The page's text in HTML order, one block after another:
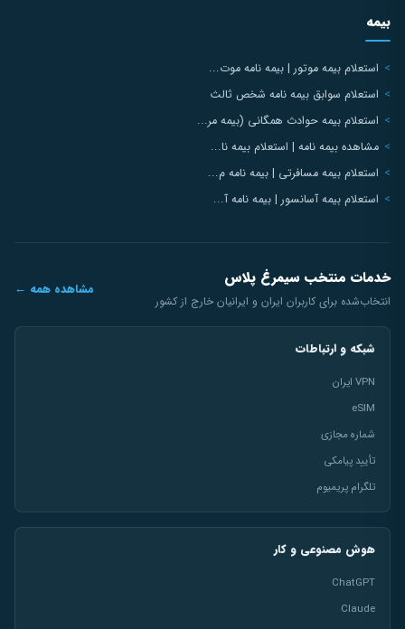
بیمه
استعلام بیمه موتور | بیمه نامه موت...
استعلام سوابق بیمه نامه شخص ثالث
استعلام بیمه حوادث همگانی (بیمه مر...
مشاهده بیمه نامه | استعلام بیمه نا...
استعلام بیمه مسافرتی | بیمه نامه م...
استعلام بیمه آسانسور | بیمه نامه آ...
خدمات منتخب سیمرغ پلاس
انتخاب‌شده برای کاربران ایران و ایرانیان خارج از کشور
مشاهده همه ←
شبکه و ارتباطات
VPN ایران
eSIM
شماره مجازی
تأیید پیامکی
تلگرام پریمیوم
هوش مصنوعی و کار
ChatGPT
Claude